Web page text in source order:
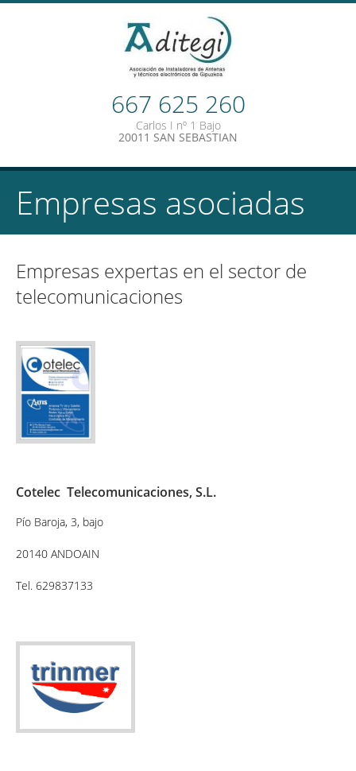
667 625 260
Carlos I nº 1 Bajo
20011 SAN SEBASTIAN
Empresas asociadas
Empresas expertas en el sector de
telecomunicaciones
Cotelec Telecomunicaciones, S.L.
Pío Baroja, 3, bajo
20140 ANDOAIN
Tel. 629837133